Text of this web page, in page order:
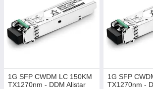
1G SFP CWDM LC 150KM
TX1270nm - DDM Alistar
1G SFP
TX1270nm -